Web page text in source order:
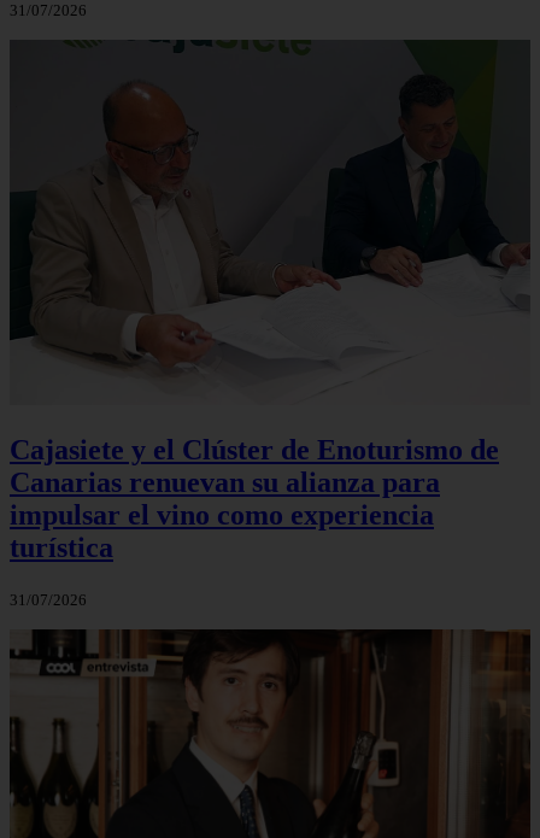
31/07/2026
Cajasiete y el Clúster de Enoturismo de
Canarias renuevan su alianza para
impulsar el vino como experiencia
turística
31/07/2026